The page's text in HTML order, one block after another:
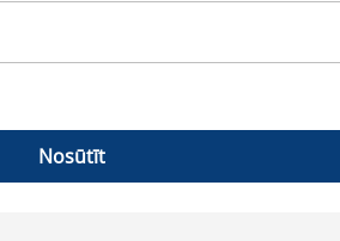
Nosūtīt